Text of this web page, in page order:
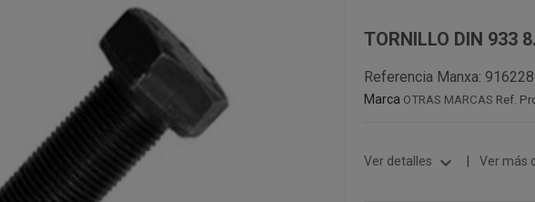
TORNILLO DIN 933
Referencia Manxa: 916228
Marca OTRAS MARCAS Ref.
Ver detalles expand_more Ver más